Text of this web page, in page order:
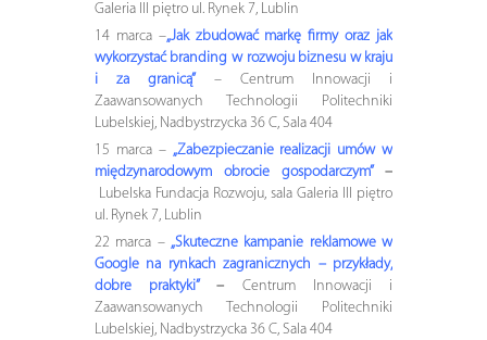
Galeria III piętro ul. Rynek 7, Lublin
14 marca –„Jak zbudować markę firmy oraz jak
wykorzystać branding w rozwoju biznesu w kraju
i za granicą”
– Centrum Innowacji i
Zaawansowanych Technologii Politechniki
Lubelskiej, Nadbystrzycka 36 C, Sala 404
15 marca – „Zabezpieczanie realizacji umów w
międzynarodowym obrocie gospodarczym”–
Lubelska Fundacja Rozwoju, sala Galeria III piętro
ul. Rynek 7, Lublin
22 marca – „Skuteczne kampanie reklamowe w
Google na rynkach zagranicznych – przykłady,
dobre praktyki”– Centrum Innowacji i
Zaawansowanych Technologii Politechniki
Lubelskiej, Nadbystrzycka 36 C, Sala 404